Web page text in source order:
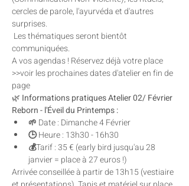
cercles de parole, l'ayurvéda et d'autres
surprises.
Les thématiques seront bientôt
communiquées.
A vos agendas ! Réservez déjà votre place
>>voir les prochaines dates d'atelier en fin de
page
🌿 Informations pratiques Atelier 02/ Février
Reborn - l'Éveil du Printemps :
🌱 Date : Dimanche 4 Février
🕒 Heure : 13h30 - 16h30
💰Tarif : 35 € (early bird jusqu'au 28
janvier = place à 27 euros !)
Arrivée conseillée à partir de 13h15 (vestiaire